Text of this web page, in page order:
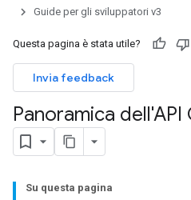
Guide per gli sviluppatori v3
Questa pagina è stata utile?
Invia feedback
Panoramica
Su questa pagina